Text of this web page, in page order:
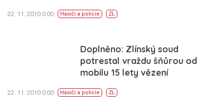
22. 11. 2010 0:00 Hasiči a policie ZL
Doplněno: Zlínský soud
potrestal vraždu šňůrou od
mobilu 15 lety vězení
22. 11. 2010 0:00 Hasiči a policie ZL